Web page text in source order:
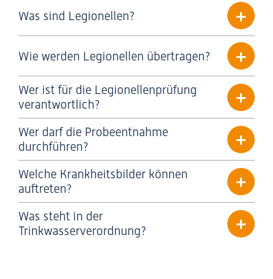
Was sind Legionellen?
Wie werden Legionellen übertragen?
Wer ist für die Legionellenprüfung
verantwortlich?
Wer darf die Probeentnahme
durchführen?
Welche Krankheitsbilder können
auftreten?
Was steht in der
Trinkwasserverordnung?